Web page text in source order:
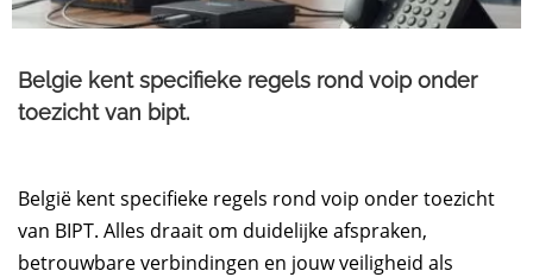
Belgie kent specifieke regels rond voip onder
toezicht van bipt.
België kent specifieke regels rond voip onder toezicht
van BIPT. Alles draait om duidelijke afspraken,
betrouwbare verbindingen en jouw veiligheid als